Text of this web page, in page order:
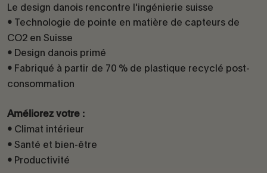
Le design danois rencontre l'ingénierie suisse
• Technologie de pointe en matière de capteurs de
CO2 en Suisse
• Design danois primé
• Fabriqué à partir de 70 % de plastique recyclé post-
consommation
Améliorez votre :
• Climat intérieur
• Santé et bien-être
• Productivité